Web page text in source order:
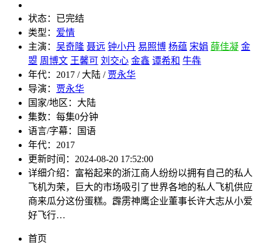
状态： 已完结
类型： 爱情
主演： 吴奇隆 聂远 钟小丹 易照博 杨蕴 宋娟 薛佳凝 金
曌 周博文 王馨可 刘交心 金鑫 谭希和 牛犇
年代： 2017 / 大陆 / 贾永华
导演： 贾永华
国家/地区： 大陆
集数： 每集0分钟
语言/字幕：
国语
年代： 2017
更新时间： 2024-08-20 17:52:00
详细介绍： 富裕起来的浙江商人纷纷以拥有自己的私人
飞机为荣，巨大的市场吸引了世界各地的私人飞机供应
商来瓜分这份蛋糕。霹雳神鹰企业董事长许大志从小爱
好飞行…
首页